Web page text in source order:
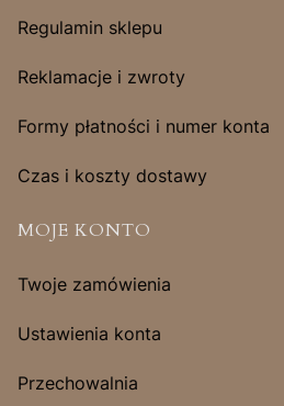
Regulamin sklepu
Reklamacje i zwroty
Formy płatności i numer konta
Czas i koszty dostawy
MOJE KONTO
Twoje zamówienia
Ustawienia konta
Przechowalnia